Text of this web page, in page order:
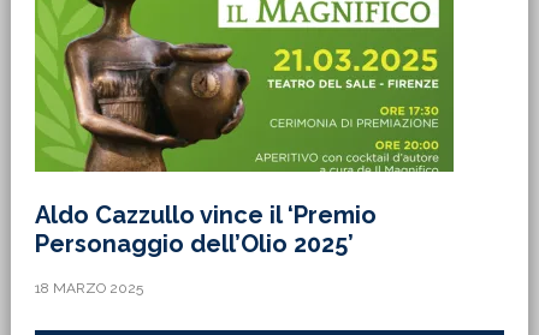
Aldo Cazzullo vince il ‘Premio
Personaggio dell’Olio 2025’
18 MARZO 2025